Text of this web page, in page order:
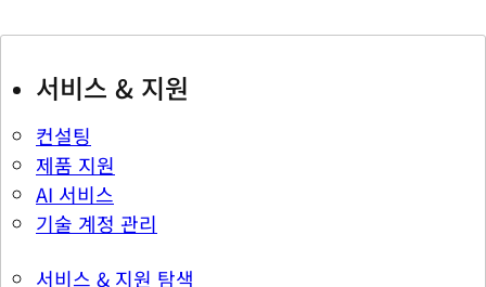
서비스 & 지원
컨설팅
제품 지원
AI 서비스
기술 계정 관리
서비스 & 지원 탐색